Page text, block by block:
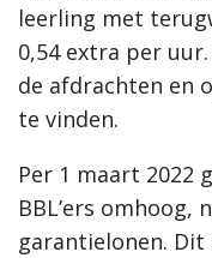
leerling met
0,54 extra per
de afdrachten en
te vinden.
Per 1 maart 2022
BBL’ers omhoog,
garantielonen.